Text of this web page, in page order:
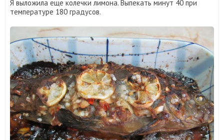
Я выложила еще колечки лимона. Выпекать минут 40 при
температуре 180 градусов.